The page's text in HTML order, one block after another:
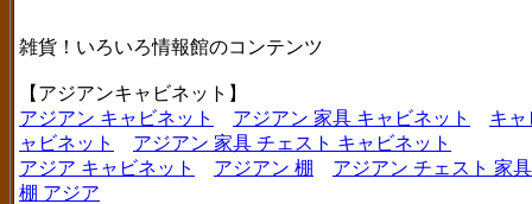
雑貨！いろいろ情報館のコンテンツ
【アジアンキャビネット】
アジアン キャビネット
アジアン 家具 キャビネット
キャ
ャビネット
アジアン 家具 チェスト キャビネット
アジア キャビネット
アジアン 棚
アジアン チェスト 家
棚 アジア